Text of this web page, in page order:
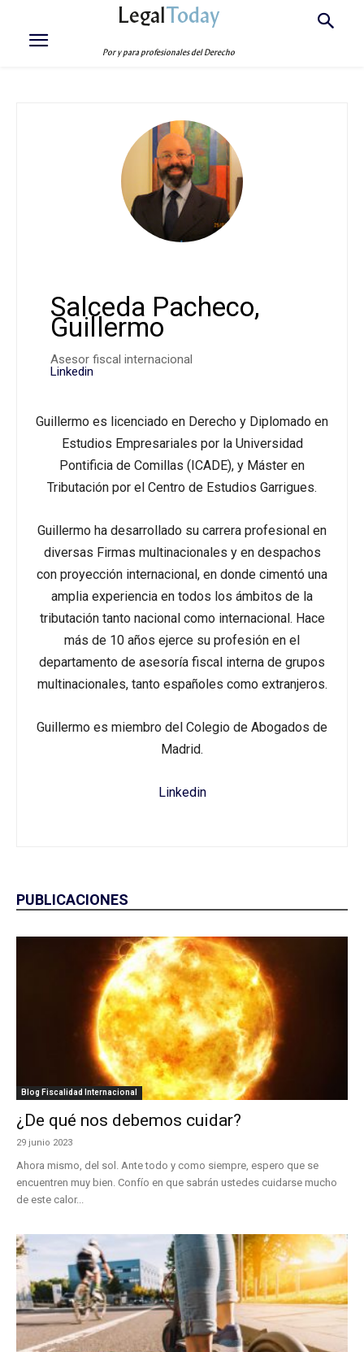
LegalToday
Por y para profesionales del Derecho
Salceda Pacheco,
Guillermo
Asesor fiscal internacional
Linkedin
Guillermo es licenciado en Derecho y Diplomado en
Estudios Empresariales por la Universidad
Pontificia de Comillas (ICADE), y Máster en
Tributación por el Centro de Estudios Garrigues.
Guillermo ha desarrollado su carrera profesional en
diversas Firmas multinacionales y en despachos
con proyección internacional, en donde cimentó una
amplia experiencia en todos los ámbitos de la
tributación tanto nacional como internacional. Hace
más de 10 años ejerce su profesión en el
departamento de asesoría fiscal interna de grupos
multinacionales, tanto españoles como extranjeros.
Guillermo es miembro del Colegio de Abogados de
Madrid.
Linkedin
PUBLICACIONES
Blog Fiscalidad Internacional
¿De qué nos debemos cuidar?
29 junio 2023
Ahora mismo, del sol. Ante todo y como siempre, espero que se
encuentren muy bien. Confío en que sabrán ustedes cuidarse mucho
de este calor...